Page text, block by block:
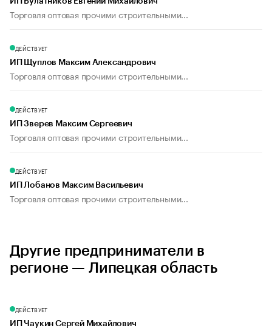
Торговля оптовая прочими строительными...
ДЕЙСТВУЕТ
ИП Щуплов Максим Александрович
Торговля оптовая прочими строительными...
ДЕЙСТВУЕТ
ИП Зверев Максим Сергеевич
Торговля оптовая прочими строительными...
ДЕЙСТВУЕТ
ИП Лобанов Максим Васильевич
Торговля оптовая прочими строительными...
Другие предприниматели в
регионе — Липецкая область
ДЕЙСТВУЕТ
ИП Чаукин Сергей Михайлович